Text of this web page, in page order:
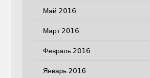
Май 2016
Март 2016
Февраль 2016
Январь 2016